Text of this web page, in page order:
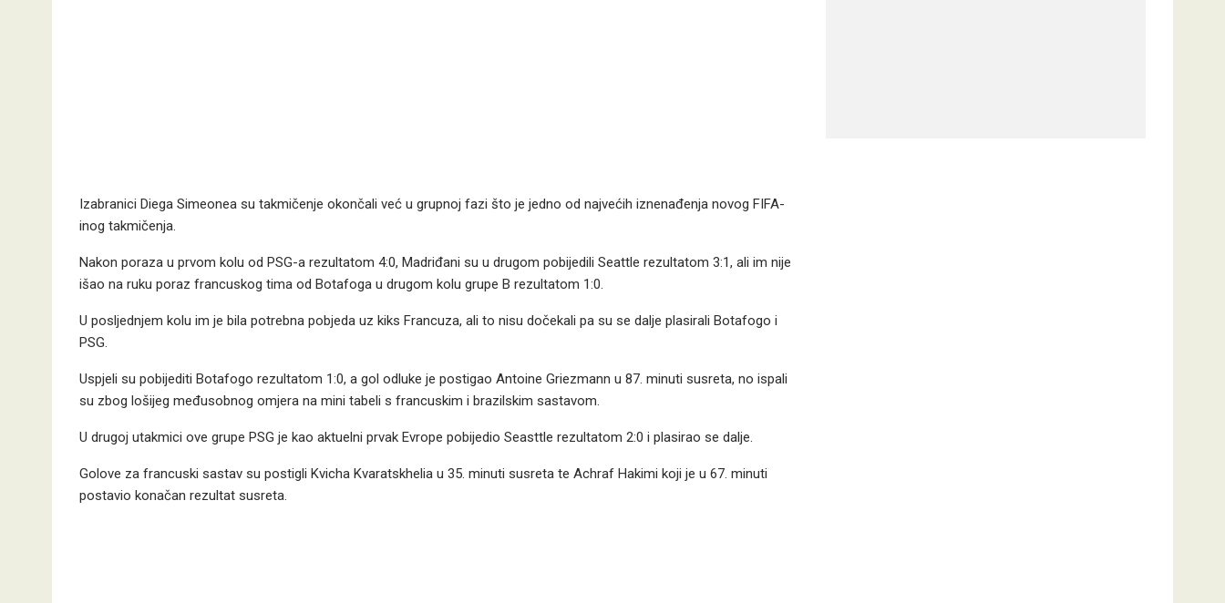
Izabranici Diega Simeonea su takmičenje okončali već u grupnoj fazi što je jedno od najvećih iznenađenja novog FIFA-
inog takmičenja.
Nakon poraza u prvom kolu od PSG-a rezultatom 4:0, Madriđani su u drugom pobijedili Seattle rezultatom 3:1, ali im nije
išao na ruku poraz francuskog tima od Botafoga u drugom kolu grupe B rezultatom 1:0.
U posljednjem kolu im je bila potrebna pobjeda uz kiks Francuza, ali to nisu dočekali pa su se dalje plasirali Botafogo i
PSG.
Uspjeli su pobijediti Botafogo rezultatom 1:0, a gol odluke je postigao Antoine Griezmann u 87. minuti susreta, no ispali
su zbog lošijeg međusobnog omjera na mini tabeli s francuskim i brazilskim sastavom.
U drugoj utakmici ove grupe PSG je kao aktuelni prvak Evrope pobijedio Seasttle rezultatom 2:0 i plasirao se dalje.
Golove za francuski sastav su postigli Kvicha Kvaratskhelia u 35. minuti susreta te Achraf Hakimi koji je u 67. minuti
postavio konačan rezultat susreta.